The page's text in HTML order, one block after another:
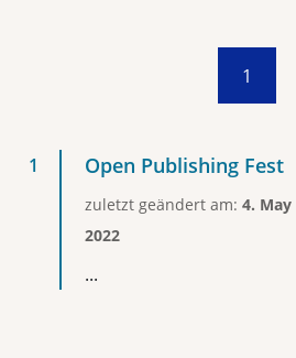
1
Open Publishing Fest
zuletzt geändert am: 4. May
2022
...